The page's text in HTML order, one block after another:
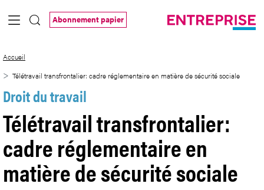
Saut au contenu principal
Abonnement papier
Accueil
Télétravail transfrontalier: cadre réglementaire en matière de sécurité sociale
Droit du travail
Télétravail transfrontalier:
cadre réglementaire en
matière de sécurité sociale